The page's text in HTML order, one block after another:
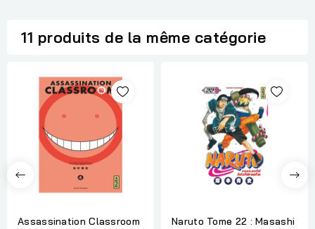
11 produits de la même catégorie
Assassination Classroom
Naruto Tome 22 : Masashi